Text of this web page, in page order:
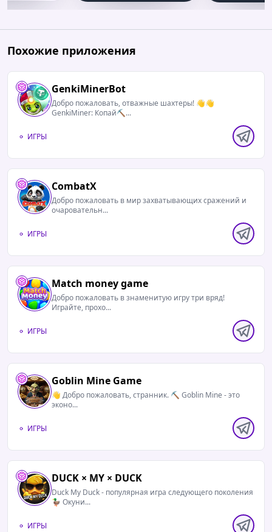
Похожие приложения
GenkiMinerBot
Добро пожаловать, отважные шахтеры! 👋👋
GenkiMiner: Копай⛏️...
ИГРЫ
CombatX
Добро пожаловать в мир захватывающих сражений и
очаровательн...
ИГРЫ
Match money game
Добро пожаловать в знаменитую игру три вряд!
Играйте, прохо...
ИГРЫ
Goblin Mine Game
👋 Добро пожаловать, странник. ⛏ Goblin Mine - это
эконо...
ИГРЫ
DUCK × MY × DUCK
Duck My Duck - популярная игра следующего поколения
🦆 Окуни...
ИГРЫ